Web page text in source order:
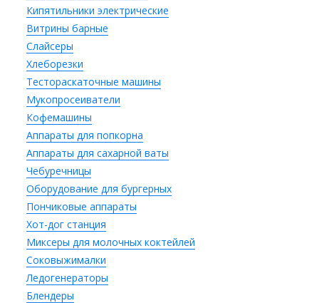
Кипятильники электрические
Витрины барные
Слайсеры
Хлеборезки
Тестораскаточные машины
Мукопросеиватели
Кофемашины
Аппараты для попкорна
Аппараты для сахарной ваты
Чебуречницы
Оборудование для бургерных
Пончиковые аппараты
Хот-дог станция
Миксеры для молочных коктейлей
Соковыжималки
Ледогенераторы
Блендеры